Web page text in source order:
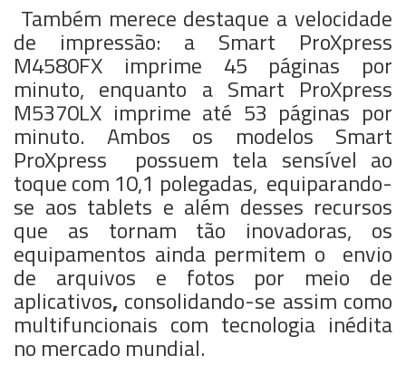
Também merece destaque a velocidade
de impressão: a Smart ProXpress
M4580FX imprime 45 páginas por
minuto, enquanto a Smart ProXpress
M5370LX imprime até 53 páginas por
minuto. Ambos os modelos Smart
ProXpress possuem tela sensível ao
toque com 10,1 polegadas, equiparando-
se aos tablets e além desses recursos
que as tornam tão inovadoras, os
equipamentos ainda permitem o envio
de arquivos e fotos por meio de
aplicativos, consolidando-se assim como
multifuncionais com tecnologia inédita
no mercado mundial.